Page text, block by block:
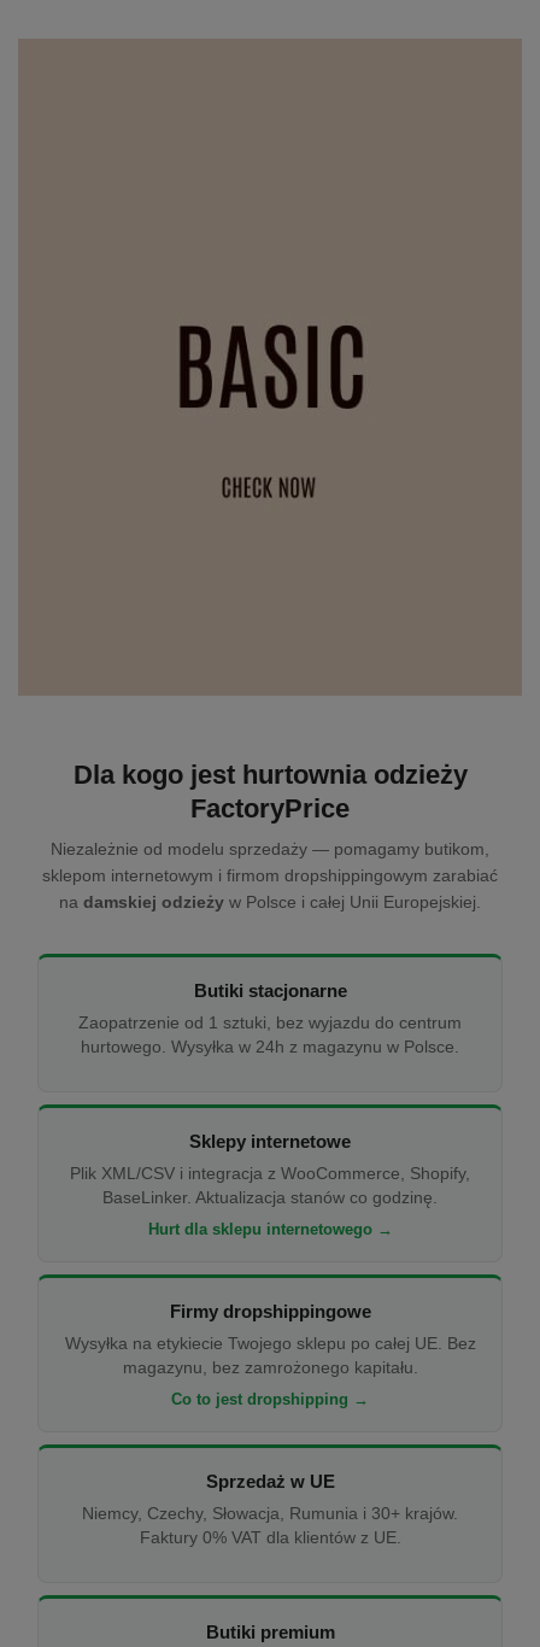
Dla kogo jest hurtownia odzieży
FactoryPrice
Niezależnie od modelu sprzedaży — pomagamy butikom,
sklepom internetowym i firmom dropshippingowym zarabiać
na damskiej odzieży w Polsce i całej Unii Europejskiej.
Butiki stacjonarne
Zaopatrzenie od 1 sztuki, bez wyjazdu do centrum
hurtowego. Wysyłka w 24h z magazynu w Polsce.
Sklepy internetowe
Plik XML/CSV i integracja z WooCommerce, Shopify,
BaseLinker. Aktualizacja stanów co godzinę.
Hurt dla sklepu internetowego →
Firmy dropshippingowe
Wysyłka na etykiecie Twojego sklepu po całej UE. Bez
magazynu, bez zamrożonego kapitału.
Co to jest dropshipping →
Sprzedaż w UE
Niemcy, Czechy, Słowacja, Rumunia i 30+ krajów.
Faktury 0% VAT dla klientów z UE.
Butiki premium